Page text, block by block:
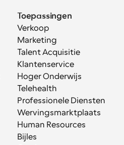
Toepassingen
Verkoop
Marketing
Talent Acquisitie
Klantenservice
Hoger Onderwijs
Telehealth
Professionele Diensten
Wervingsmarktplaats
Human Resources
Bijles